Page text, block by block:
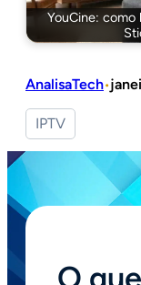
YouCine: como
AnalisaTech•
IPTV